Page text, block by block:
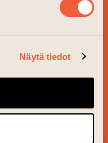
Näytä tiedot
PÅ